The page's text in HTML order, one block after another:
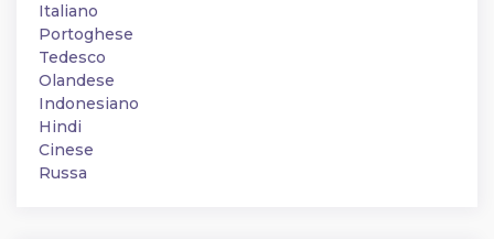
Italiano
Portoghese
Tedesco
Olandese
Indonesiano
Hindi
Cinese
Russa